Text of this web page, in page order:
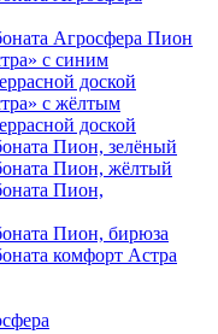
Агросфера Пион
с синим
доской
с жёлтым
доской
Пион, зелёный
Пион, жёлтый
Пион,
Пион, бирюза
комфорт Астра